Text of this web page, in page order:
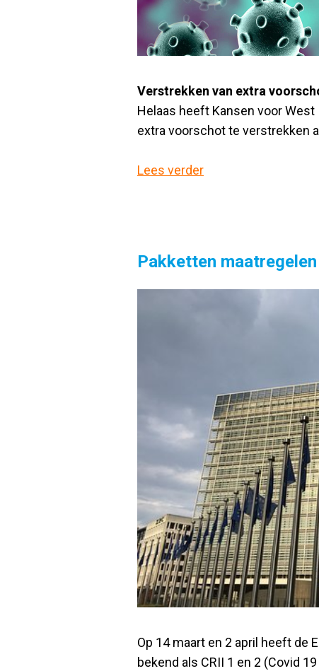
Verstrekken van extra
Helaas heeft Kansen voor
extra voorschot te verstrekken
Lees verder
Pakketten
Op 14 maart en 2 april heeft de
bekend als CRII 1 en 2 (Covid